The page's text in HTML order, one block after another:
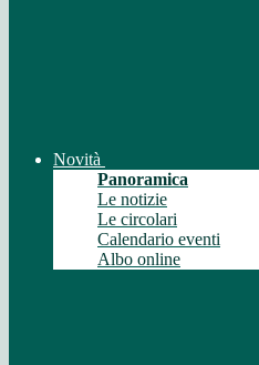
Novità
Panoramica
Le notizie
Le circolari
Calendario eventi
Albo online